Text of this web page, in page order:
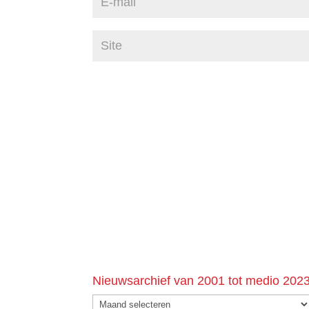
Nieuwsarchief van 2001 tot medio
Nieuwsarchief